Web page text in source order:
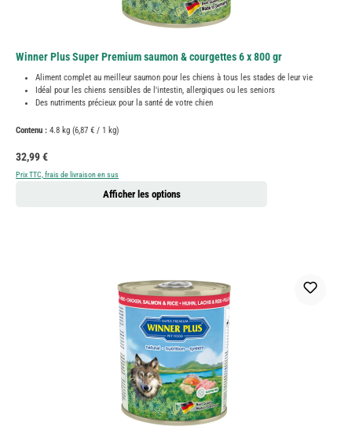
Winner Plus Super Premium saumon & courgettes 6 x 800 gr
Aliment complet au meilleur saumon pour les chiens à tous les stades de leur vie
Idéal pour les chiens sensibles de l'intestin, allergiques ou les seniors
Des nutriments précieux pour la santé de votre chien
Contenu : 4.8 kg (6,87 € / 1 kg)
Prix régulier :
32,99 €
Prix TTC, frais de livraison en sus
Afficher les options